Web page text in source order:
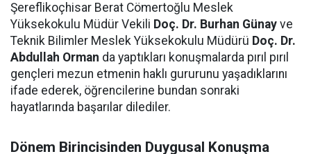
Şereflikoçhisar Berat Cömertoğlu Meslek
Yüksekokulu Müdür Vekili Doç. Dr. Burhan Günay ve
Teknik Bilimler Meslek Yüksekokulu Müdürü Doç. Dr.
Abdullah Orman da yaptıkları konuşmalarda pırıl pırıl
gençleri mezun etmenin haklı gururunu yaşadıklarını
ifade ederek, öğrencilerine bundan sonraki
hayatlarında başarılar dilediler.
Dönem Birincisinden Duygusal Konuşma